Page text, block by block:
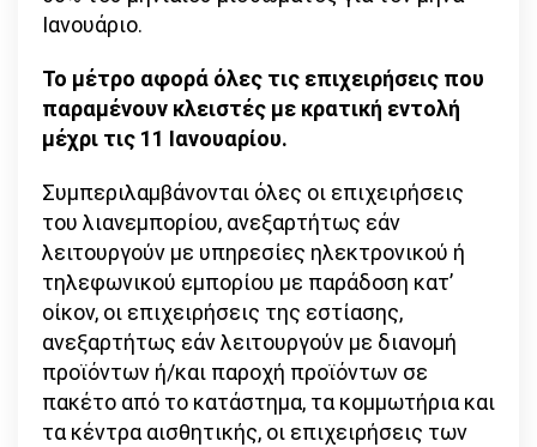
Ιανουάριο.
Το μέτρο αφορά όλες τις επιχειρήσεις που
παραμένουν κλειστές με κρατική εντολή
μέχρι τις 11 Ιανουαρίου.
Συμπεριλαμβάνονται όλες οι επιχειρήσεις
του λιανεμπορίου, ανεξαρτήτως εάν
λειτουργούν με υπηρεσίες ηλεκτρονικού ή
τηλεφωνικού εμπορίου με παράδοση κατ’
οίκον, οι επιχειρήσεις της εστίασης,
ανεξαρτήτως εάν λειτουργούν με διανομή
προϊόντων ή/και παροχή προϊόντων σε
πακέτο από το κατάστημα, τα κομμωτήρια και
τα κέντρα αισθητικής, οι επιχειρήσεις των